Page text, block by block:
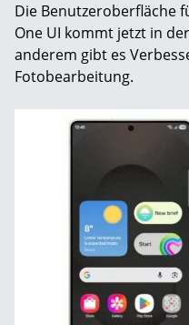
Die Benutzeroberfläche
One UI kommt jetzt in
anderem gibt es
Fotobearbeitung.